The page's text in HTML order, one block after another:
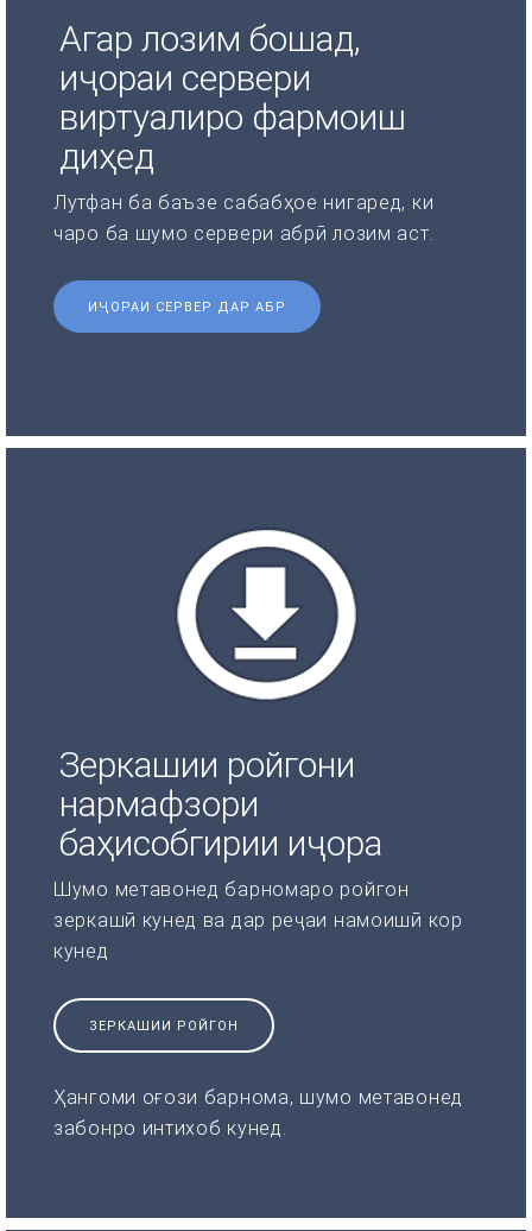
Агар лозим бошад,
иҷораи сервери
виртуалиро фармоиш
диҳед
Лутфан ба баъзе сабабҳое нигаред, ки
чаро ба шумо сервери абрӣ лозим аст.
ИҶОРАИ СЕРВЕР ДАР АБР
Зеркашии ройгони
нармафзори
баҳисобгирии иҷора
Шумо метавонед барномаро ройгон
зеркашӣ кунед ва дар реҷаи намоишӣ кор
кунед
ЗЕРКАШИИ РОЙГОН
Ҳангоми оғози барнома, шумо метавонед
забонро интихоб кунед.